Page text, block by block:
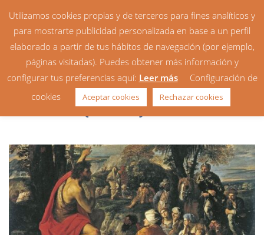
Homilía: 2º Domingo de
Adviento (ciclo C)
Utilizamos cookies propias y de terceros para fines analíticos y
para mostrarte publicidad personalizada en base a un perfil
elaborado a partir de tus hábitos de navegación (por ejemplo,
páginas visitadas). Puedes obtener más información y
configurar tus preferencias aquí: Leer más
Configuración de
cookies
Aceptar cookies Rechazar cookies